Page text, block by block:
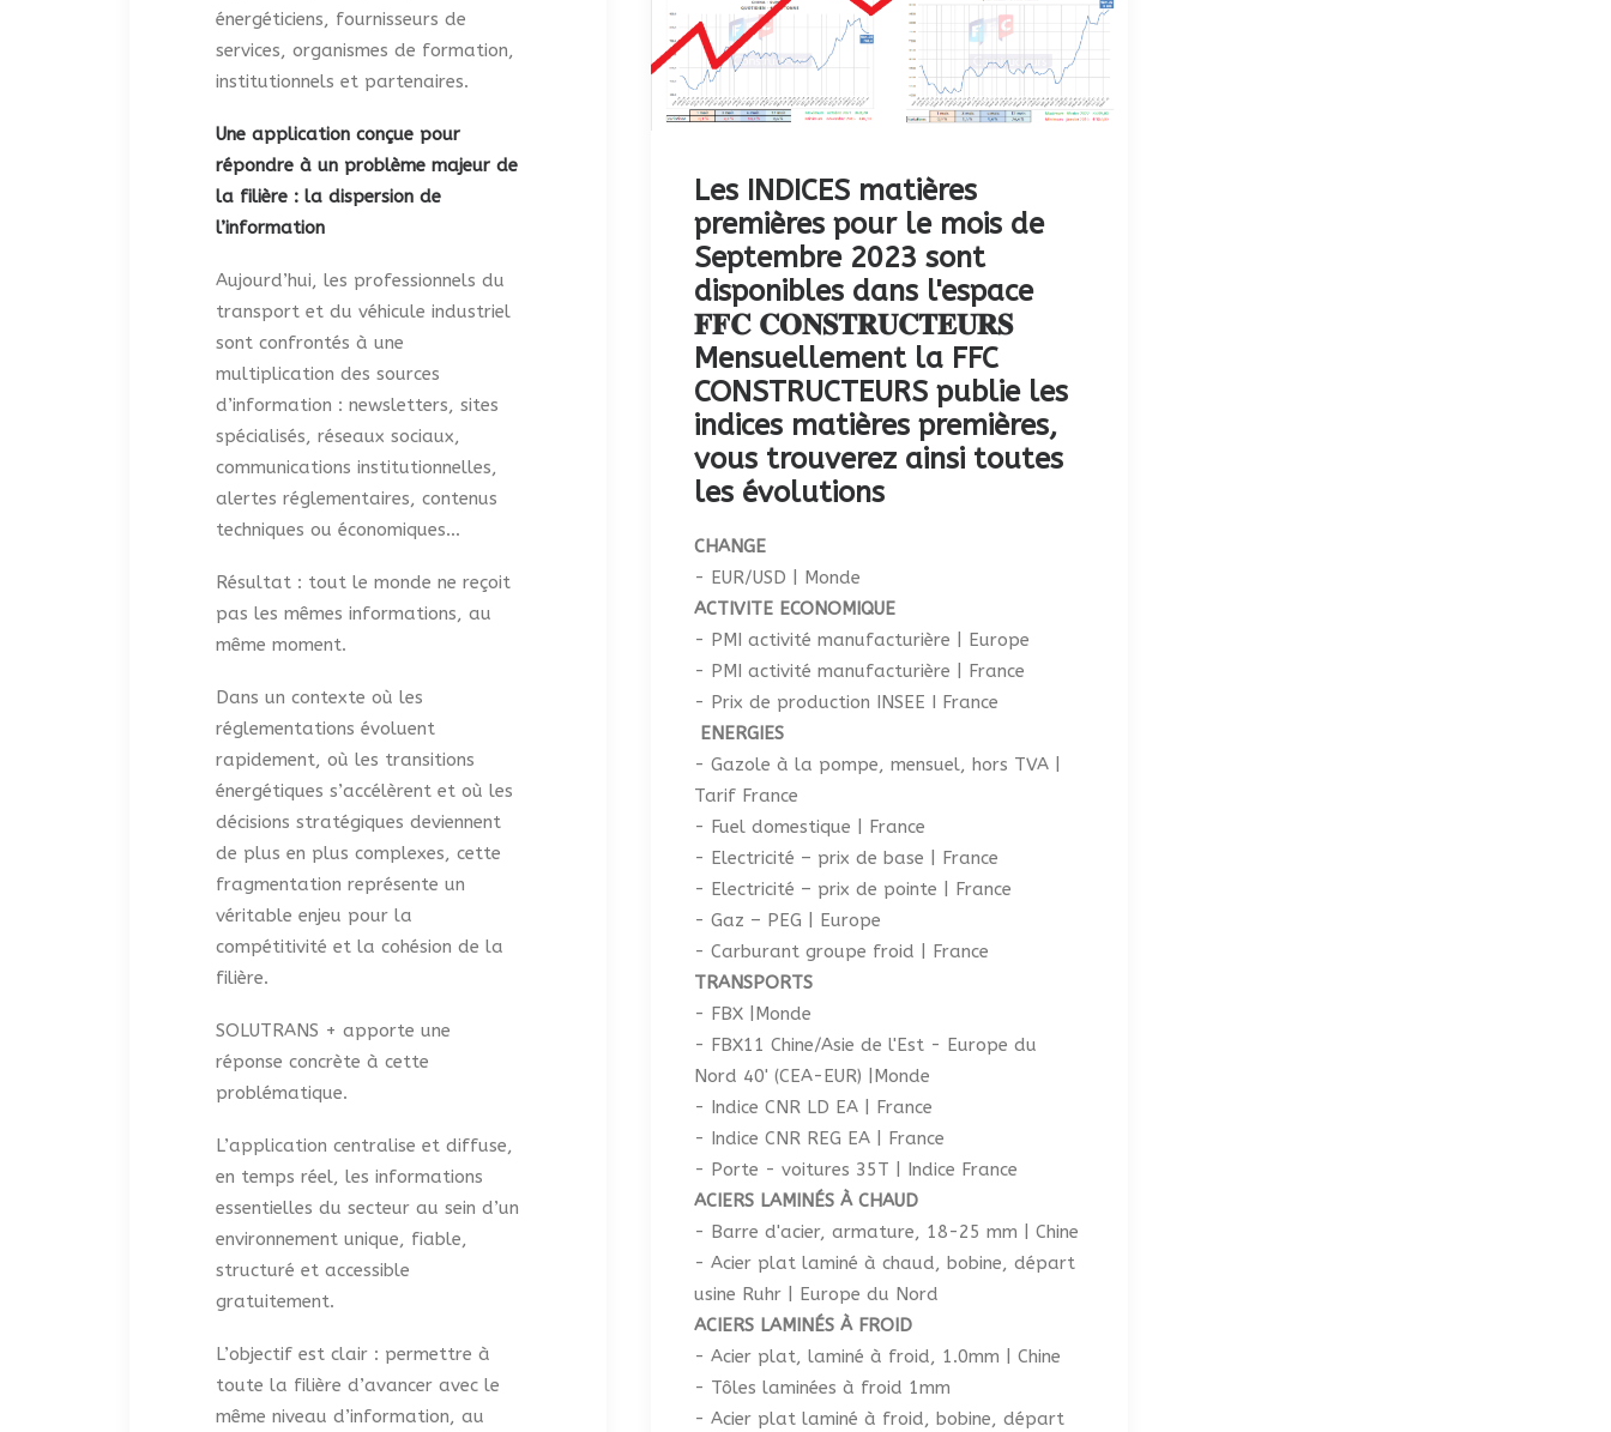
énergéticiens, fournisseurs de
services, organismes de formation,
institutionnels et partenaires.
Une application conçue pour
répondre à un problème majeur de
la filière : la dispersion de
l’information
Aujourd’hui, les professionnels du
transport et du véhicule industriel
sont confrontés à une
multiplication des sources
d’information : newsletters, sites
spécialisés, réseaux sociaux,
communications institutionnelles,
alertes réglementaires, contenus
techniques ou économiques…
Résultat : tout le monde ne reçoit
pas les mêmes informations, au
même moment.
Dans un contexte où les
réglementations évoluent
rapidement, où les transitions
énergétiques s’accélèrent et où les
décisions stratégiques deviennent
de plus en plus complexes, cette
fragmentation représente un
véritable enjeu pour la
compétitivité et la cohésion de la
filière.
SOLUTRANS + apporte une
réponse concrète à cette
problématique.
L’application centralise et diffuse,
en temps réel, les informations
essentielles du secteur au sein d’un
environnement unique, fiable,
structuré et accessible
gratuitement.
L’objectif est clair : permettre à
toute la filière d’avancer avec le
même niveau d’information, au
Les INDICES matières
premières pour le mois de
Septembre 2023 sont
disponibles dans l'espace
𝐅𝐅𝐂 𝐂𝐎𝐍𝐒𝐓𝐑𝐔𝐂𝐓𝐄𝐔𝐑𝐒
Mensuellement la FFC
CONSTRUCTEURS publie les
indices matières premières,
vous trouverez ainsi toutes
les évolutions
CHANGE
- EUR/USD | Monde
ACTIVITE ECONOMIQUE
- PMI activité manufacturière | Europe
- PMI activité manufacturière | France
- Prix de production INSEE I France
ENERGIES
- Gazole à la pompe, mensuel, hors TVA |
Tarif France
- Fuel domestique | France
- Electricité – prix de base | France
- Electricité – prix de pointe | France
- Gaz – PEG | Europe
- Carburant groupe froid | France
TRANSPORTS
- FBX |Monde
- FBX11 Chine/Asie de l'Est - Europe du
Nord 40' (CEA-EUR) |Monde
- Indice CNR LD EA | France
- Indice CNR REG EA | France
- Porte - voitures 35T | Indice France
ACIERS LAMINÉS À CHAUD
- Barre d'acier, armature, 18-25 mm | Chine
- Acier plat laminé à chaud, bobine, départ
usine Ruhr | Europe du Nord
ACIERS LAMINÉS À FROID
- Acier plat, laminé à froid, 1.0mm | Chine
- Tôles laminées à froid 1mm
- Acier plat laminé à froid, bobine, départ